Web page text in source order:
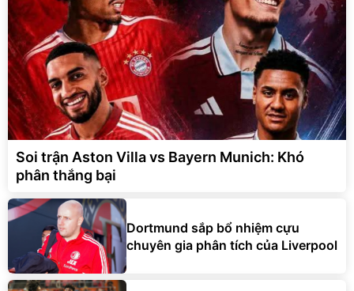
Soi trận Aston Villa vs Bayern Munich: Khó
phân thắng bại
Dortmund sắp bổ nhiệm cựu
chuyên gia phân tích của Liverpool